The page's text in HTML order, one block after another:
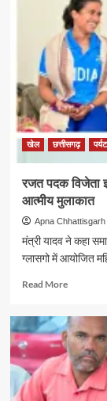
खेल छत्तीसगढ़
रजत पदक विजेता
आत्मीय मुलाकात
Apna Chhattisgarh
मंत्री यादव ने कहा
ग्लासगो में आयोजित
Read MoreRead
रजत
पदक
विजेता
ज्ञानेश्वरी
यादव